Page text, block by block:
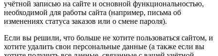
учётной записью на сайте и основной функциональностью,
необходимой для работы сайта (например, письма об
изменениях статуса заказов или о смене пароля).
Если вы решили, что больше не хотите пользоваться сайтом, и
хотите удалить свои персональные данные (а также если вы